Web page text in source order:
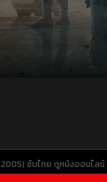
ซับไทย ดูหนังออนไลน์